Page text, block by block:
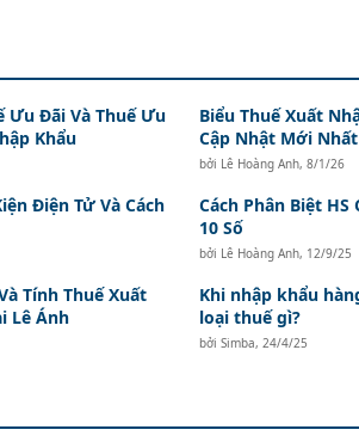
Ưu Đãi Và Thuế Ưu
Khẩu
Biểu Thuế Xuất
Cập Nhật Mới Nhất
bởi Lê Hoàng Anh, 8/1/26
Điện Tử Và Cách
Cách Phân Biệt HS
10 Số
bởi Lê Hoàng Anh, 12/9/25
Tính Thuế Xuất
Lê Ánh
Khi nhập khẩu
loại thuế gì?
bởi Simba, 24/4/25